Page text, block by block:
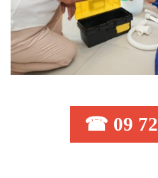
☎ 09 72